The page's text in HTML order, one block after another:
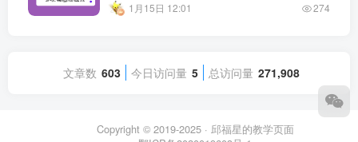
1月15日 12:01 274
文章数 603 今日访问量 5 总访问量 271,908
Copyright © 2019-2025 · 邱福星的教学页面